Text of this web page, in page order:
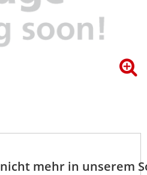
mehr in unserem